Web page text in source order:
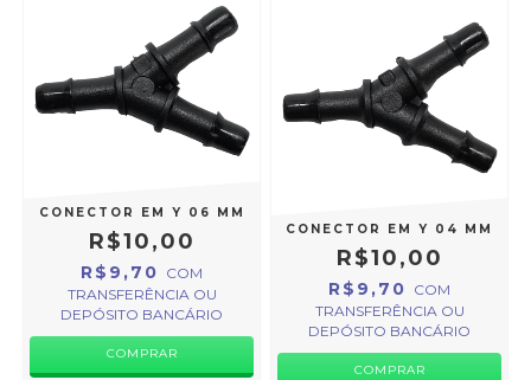
CONECTOR EM Y 06 MM
R$10,00
R$9,70 COM
TRANSFERÊNCIA OU
DEPÓSITO BANCÁRIO
CONECTOR EM Y 04 MM
R$10,00
R$9,70 COM
TRANSFERÊNCIA OU
DEPÓSITO BANCÁRIO